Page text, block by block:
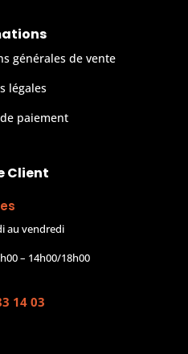
générales de vente
légales
paiement
Client
au vendredi
– 14h00/18h00
14 03